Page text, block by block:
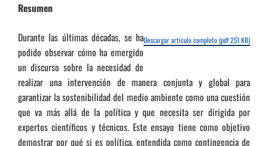
Descargar artículo completo (pdf 251 KB)
Resumen
Durante las últimas décadas, se ha
podido observar cómo ha emergido
un discurso sobre la necesidad de
realizar una intervención de manera conjunta y global para
garantizar la sostenibilidad del medio ambiente como una cuestión
que va más allá de la política y que necesita ser dirigida por
expertos científicos y técnicos. Este ensayo tiene como objetivo
demostrar por qué si es política, entendida como contingencia de